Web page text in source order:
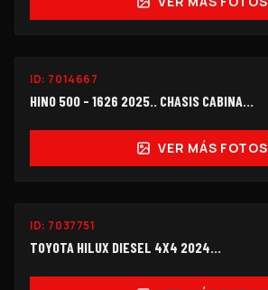
ID: 7014667
HINO 500 - 1626 2025.. CHASIS CABINA...
VER MÁS FOTOS
ID: 7037751
TOYOTA HILUX DIESEL 4X4 2024...